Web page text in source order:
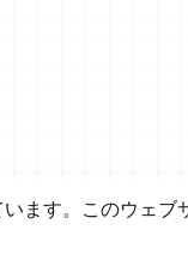
ます。このウェ